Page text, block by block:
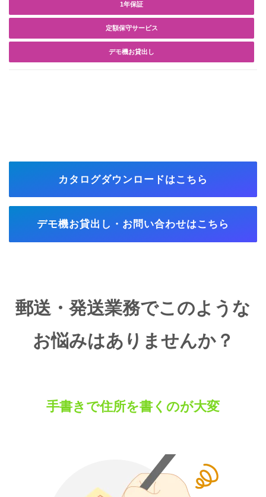
1年保証
定額保守サービス
デモ機お貸出し
カタログダウンロードはこちら
デモ機お貸出し・お問い合わせはこちら
郵送・発送業務でこのような
お悩みはありませんか？
手書きで住所を書くのが大変